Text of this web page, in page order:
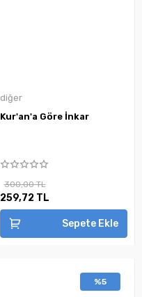
diğer
Kur'an'a Göre İnkar
300,00 TL
259,72 TL
Sepete Ekle
%5